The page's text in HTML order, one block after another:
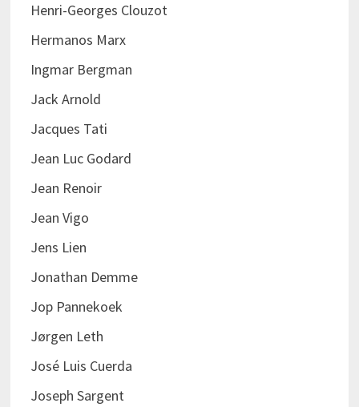
Henri-Georges Clouzot
Hermanos Marx
Ingmar Bergman
Jack Arnold
Jacques Tati
Jean Luc Godard
Jean Renoir
Jean Vigo
Jens Lien
Jonathan Demme
Jop Pannekoek
Jørgen Leth
José Luis Cuerda
Joseph Sargent